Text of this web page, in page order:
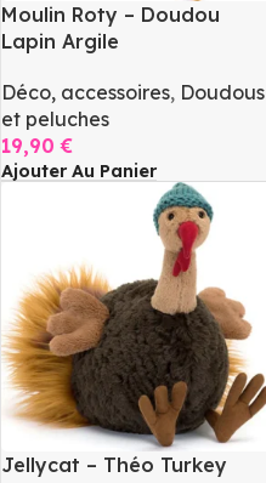
Moulin Roty – Doudou
Lapin Argile
Déco, accessoires, Doudous
et peluches
19,90€
Ajouter Au Panier
Jellycat – Théo Turkey